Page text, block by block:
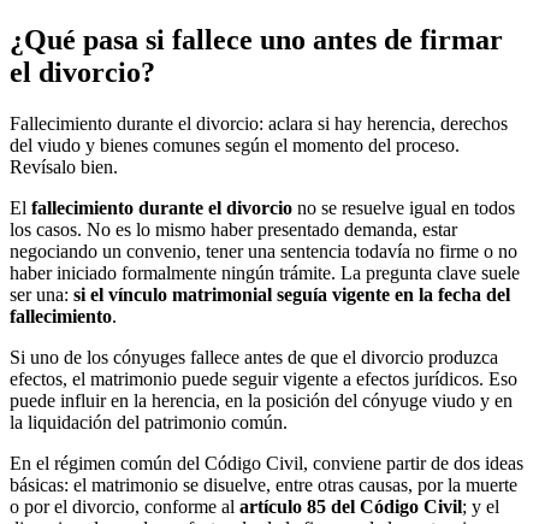
¿Qué pasa si fallece uno antes de firmar
el divorcio?
Fallecimiento durante el divorcio: aclara si hay herencia, derechos
del viudo y bienes comunes según el momento del proceso.
Revísalo bien.
El fallecimiento durante el divorcio no se resuelve igual en todos
los casos. No es lo mismo haber presentado demanda, estar
negociando un convenio, tener una sentencia todavía no firme o no
haber iniciado formalmente ningún trámite. La pregunta clave suele
ser una: si el vínculo matrimonial seguía vigente en la fecha del
fallecimiento.
Si uno de los cónyuges fallece antes de que el divorcio produzca
efectos, el matrimonio puede seguir vigente a efectos jurídicos. Eso
puede influir en la herencia, en la posición del cónyuge viudo y en
la liquidación del patrimonio común.
En el régimen común del Código Civil, conviene partir de dos ideas
básicas: el matrimonio se disuelve, entre otras causas, por la muerte
o por el divorcio, conforme al artículo 85 del Código Civil; y el